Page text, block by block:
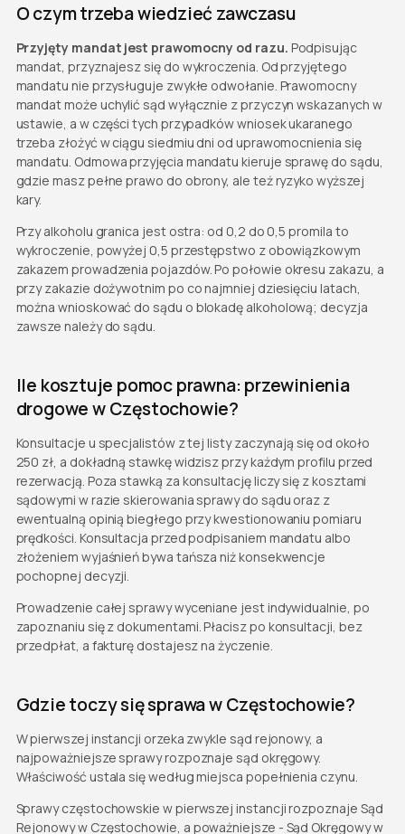
O czym trzeba wiedzieć zawczasu
Przyjęty mandat jest prawomocny od razu. Podpisując
mandat, przyznajesz się do wykroczenia. Od przyjętego
mandatu nie przysługuje zwykłe odwołanie. Prawomocny
mandat może uchylić sąd wyłącznie z przyczyn wskazanych w
ustawie, a w części tych przypadków wniosek ukaranego
trzeba złożyć w ciągu siedmiu dni od uprawomocnienia się
mandatu. Odmowa przyjęcia mandatu kieruje sprawę do sądu,
gdzie masz pełne prawo do obrony, ale też ryzyko wyższej
kary.
Przy alkoholu granica jest ostra: od 0,2 do 0,5 promila to
wykroczenie, powyżej 0,5 przestępstwo z obowiązkowym
zakazem prowadzenia pojazdów. Po połowie okresu zakazu, a
przy zakazie dożywotnim po co najmniej dziesięciu latach,
można wnioskować do sądu o blokadę alkoholową; decyzja
zawsze należy do sądu.
Ile kosztuje pomoc prawna: przewinienia
drogowe w Częstochowie?
Konsultacje u specjalistów z tej listy zaczynają się od około
250 zł, a dokładną stawkę widzisz przy każdym profilu przed
rezerwacją. Poza stawką za konsultację liczy się z kosztami
sądowymi w razie skierowania sprawy do sądu oraz z
ewentualną opinią biegłego przy kwestionowaniu pomiaru
prędkości. Konsultacja przed podpisaniem mandatu albo
złożeniem wyjaśnień bywa tańsza niż konsekwencje
pochopnej decyzji.
Prowadzenie całej sprawy wyceniane jest indywidualnie, po
zapoznaniu się z dokumentami. Płacisz po konsultacji, bez
przedpłat, a fakturę dostajesz na życzenie.
Gdzie toczy się sprawa w Częstochowie?
W pierwszej instancji orzeka zwykle sąd rejonowy, a
najpoważniejsze sprawy rozpoznaje sąd okręgowy.
Właściwość ustala się według miejsca popełnienia czynu.
Sprawy częstochowskie w pierwszej instancji rozpoznaje Sąd
Rejonowy w Częstochowie, a poważniejsze - Sąd Okręgowy w